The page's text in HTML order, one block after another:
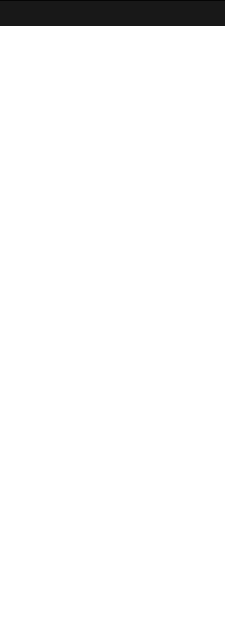
Group),
(Built-in
System),